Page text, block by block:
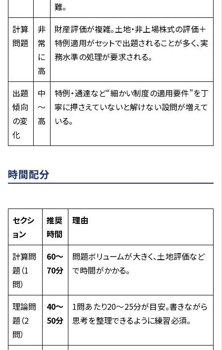
難。
計算
問題
非
常
に
高
財産評価が複雑。土地・非上場株式の評価＋
特例適用がセットで出題されることが多く、実
務水準の処理が要求される。
出題
傾向
の変
化
中
～
高
特例・通達など“細かい制度の適用要件”を丁
寧に押さえていないと解けない設問が増えて
いる。
時間配分
セクシ
ョン
推奨
時間
理由
計算問
題（1
問）
60〜
70分
問題ボリュームが大きく、土地評価など
で時間がかかる。
理論問
題（2
問）
40〜
50分
1問あたり20〜25分が目安。書きながら
思考を整理できるように練習必須。